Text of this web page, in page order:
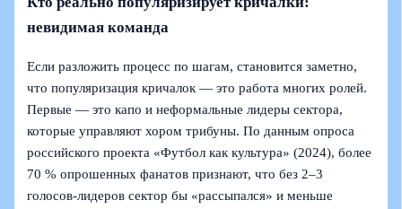
невидимая команда
Если разложить процесс по шагам, становится заметно,
что популяризация кричалок — это работа многих ролей.
Первые — это капо и неформальные лидеры сектора,
которые управляют хором трибуны. По данным опроса
российского проекта «Футбол как культура» (2024), более
70 % опрошенных фанатов признают, что без 2–3
голосов‑лидеров сектор бы «рассыпался» и меньше